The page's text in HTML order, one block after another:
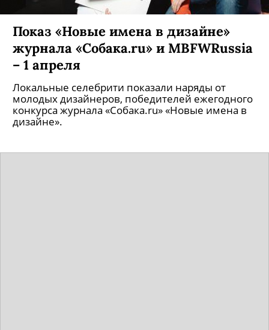
Показ «Новые имена в дизайне»
журнала «Собака.ru» и MBFWRussia
– 1 апреля
Локальные селебрити показали наряды от
молодых дизайнеров, победителей ежегодного
конкурса журнала «Собака.ru» «Новые имена в
дизайне».